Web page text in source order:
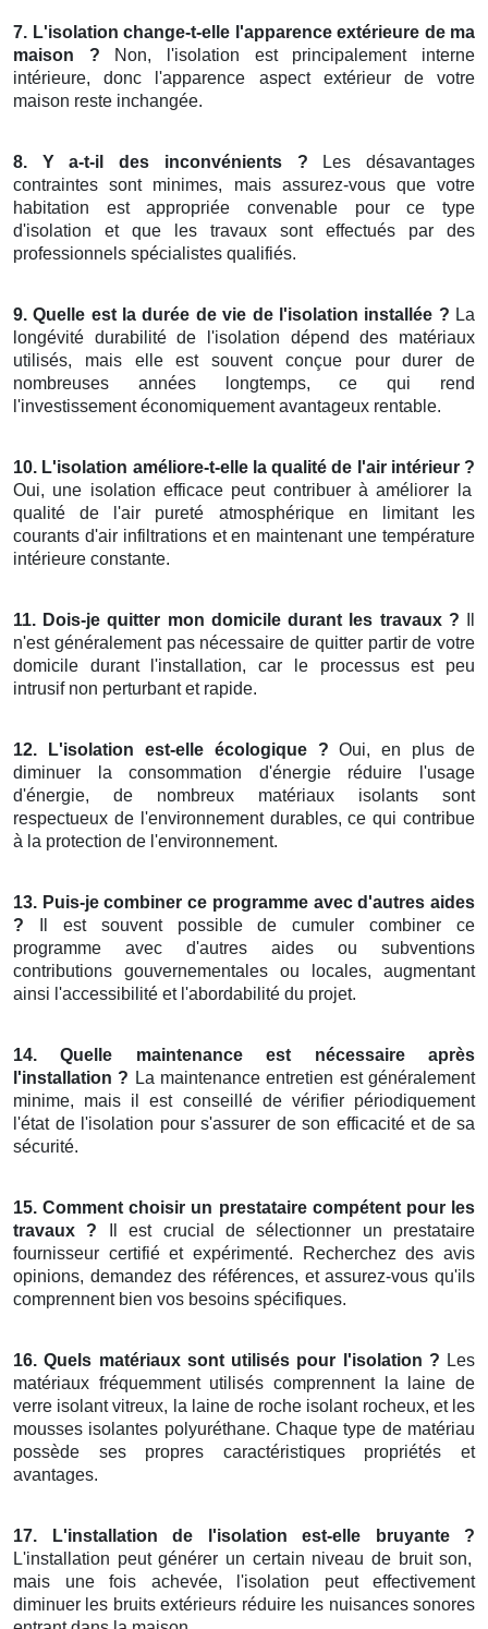
7. L'isolation change-t-elle l'apparence extérieure de ma
maison ? Non, l'isolation est principalement interne
intérieure, donc l'apparence aspect extérieur de votre
maison reste inchangée.
8. Y a-t-il des inconvénients ? Les désavantages
contraintes sont minimes, mais assurez-vous que votre
habitation est appropriée convenable pour ce type
d'isolation et que les travaux sont effectués par des
professionnels spécialistes qualifiés.
9. Quelle est la durée de vie de l'isolation installée ? La
longévité durabilité de l'isolation dépend des matériaux
utilisés, mais elle est souvent conçue pour durer de
nombreuses années longtemps, ce qui rend
l'investissement économiquement avantageux rentable.
10. L'isolation améliore-t-elle la qualité de l'air intérieur ?
Oui, une isolation efficace peut contribuer à améliorer la
qualité de l'air pureté atmosphérique en limitant les
courants d'air infiltrations et en maintenant une température
intérieure constante.
11. Dois-je quitter mon domicile durant les travaux ?
n'est généralement pas nécessaire de quitter partir de votre
domicile durant l'installation, car le processus est peu
intrusif non perturbant et rapide.
12. L'isolation est-elle écologique ? Oui, en plus de
diminuer la consommation d'énergie réduire l'usage
d'énergie, de nombreux matériaux isolants sont
respectueux de l'environnement durables, ce qui contribue
à la protection de l'environnement.
13. Puis-je combiner ce programme avec d'autres aides
? Il est souvent possible de cumuler combiner ce
programme avec d'autres aides ou subventions
contributions gouvernementales ou locales, augmentant
ainsi l'accessibilité et l'abordabilité du projet.
14. Quelle maintenance est nécessaire après
l'installation ? La maintenance entretien est généralement
minime, mais il est conseillé de vérifier périodiquement
l'état de l'isolation pour s'assurer de son efficacité et de sa
sécurité.
15. Comment choisir un prestataire compétent pour les
travaux ? Il est crucial de sélectionner un prestataire
fournisseur certifié et expérimenté. Recherchez des avis
opinions, demandez des références, et assurez-vous qu'ils
comprennent bien vos besoins spécifiques.
16. Quels matériaux sont utilisés pour l'isolation ? Les
matériaux fréquemment utilisés comprennent la laine de
verre isolant vitreux, la laine de roche isolant rocheux, et les
mousses isolantes polyuréthane. Chaque type de matériau
possède ses propres caractéristiques propriétés et
avantages.
17. L'installation de l'isolation est-elle bruyante ?
L'installation peut générer un certain niveau de bruit son,
mais une fois achevée, l'isolation peut effectivement
diminuer les bruits extérieurs réduire les nuisances sonores